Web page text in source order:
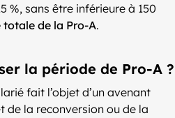
%, sans être inférieure à 150
totale de la Pro-A.
la période de Pro-A ?
fait l’objet d’un avenant
de la reconversion ou de la